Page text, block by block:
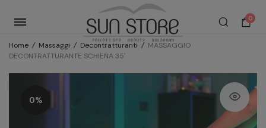
0
Home / Massaggi / Decontratturanti / MASSAGGIO
DECONTRATTURANTE SCHIENA 35′
0%